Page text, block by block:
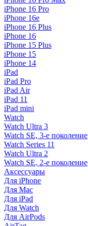
iPhone 16 Pro
iPhone 16e
iPhone 16 Plus
iPhone 16
iPhone 15 Plus
iPhone 15
iPhone 14
iPad
iPad Pro
iPad Air
iPad 11
iPad mini
Watch
Watch Ultra 3
Watch SE, 3-е поколение
Watch Series 11
Watch Ultra 2
Watch SE, 2-е поколение
Аксессуары
Для iPhone
Для Mac
Для iPad
Для Watch
Для AirPods